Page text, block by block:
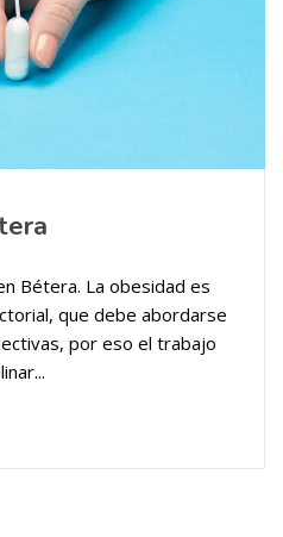
Bétera. La obesidad es
que debe abordarse
por eso el trabajo